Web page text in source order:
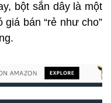
bột sắn dây là một
bán “rẻ như cho”